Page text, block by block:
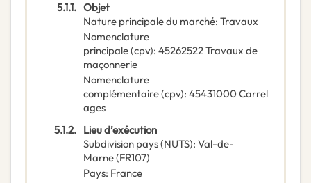
5.1.1. Objet
Nature principale du marché: Travaux
Nomenclature
principale(cpv): 45262522Travaux de
maçonnerie
Nomenclature
complémentaire(cpv): 45431000 Carrel
ages
5.1.2. Lieu d’exécution
Subdivision pays (NUTS): Val-de-
Marne(FR107)
Pays: France